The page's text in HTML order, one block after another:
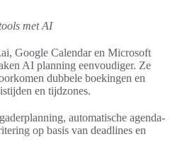
met AI
Google Calendar en Microsoft
AI planning eenvoudiger. Ze
dubbele boekingen en
en tijdzones.
automatische agenda-
op basis van deadlines en